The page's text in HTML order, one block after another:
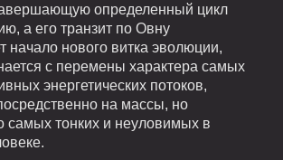
определенный цикл
а его транзит по Овну
начало нового витка эволюции,
с перемены характера самых
энергетических потоков,
на массы, но
самых тонких и неуловимых в